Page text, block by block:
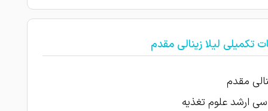
تکمیلی لیلا زینالی مقدم
مقدم
ارشد علوم تغذیه